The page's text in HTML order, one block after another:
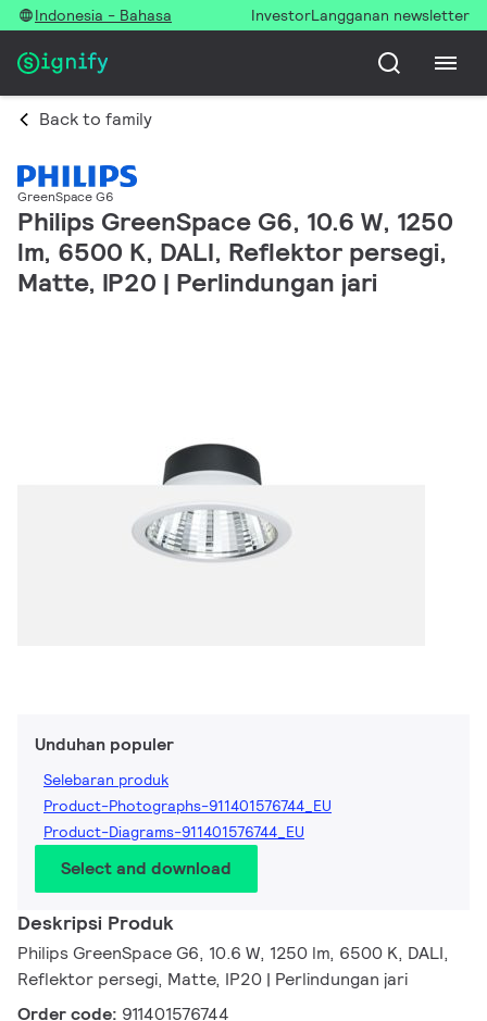
Indonesia - Bahasa InvestorLangganan newsletter
Back to family
GreenSpace G6
Philips GreenSpace G6, 10.6 W, 1250
lm, 6500 K, DALI, Reflektor persegi,
Matte, IP20 | Perlindungan jari
Unduhan populer
Selebaran produk
Product-Photographs-911401576744_EU
Product-Diagrams-911401576744_EU
Select and download
Deskripsi Produk
Philips GreenSpace G6, 10.6 W, 1250 lm, 6500 K, DALI,
Reflektor persegi, Matte, IP20 | Perlindungan jari
Order code: 911401576744